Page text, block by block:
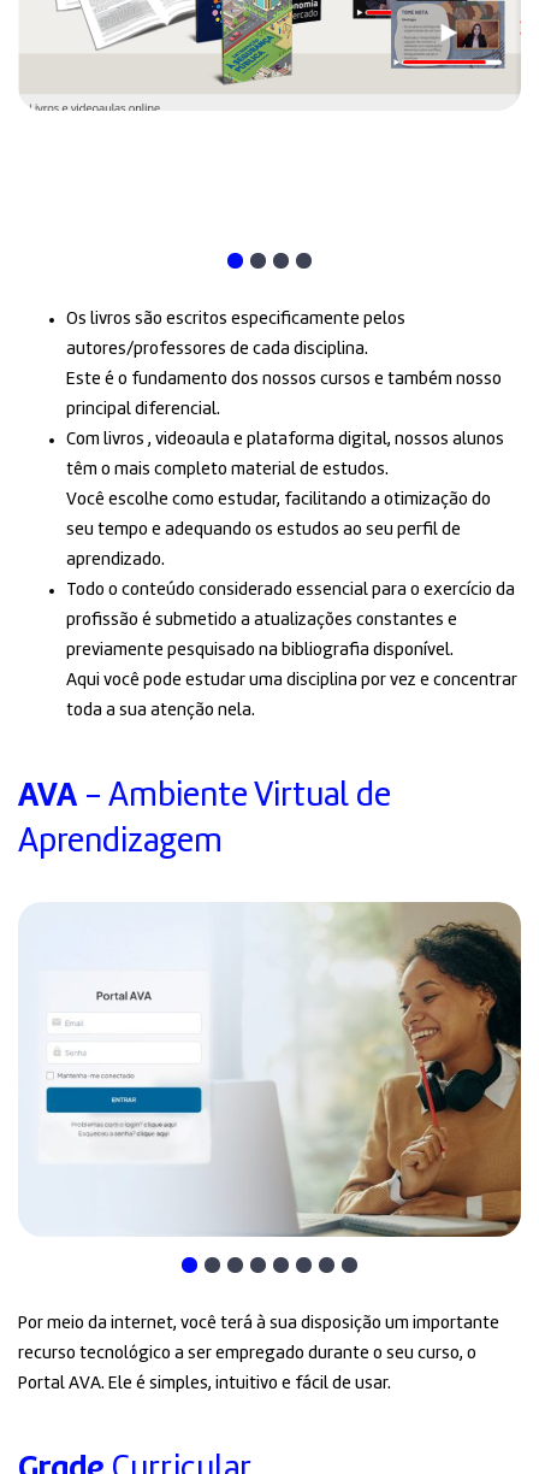
Os livros são escritos especificamente pelos
autores/professores de cada disciplina.
Este é o fundamento dos nossos cursos e também nosso
principal diferencial.
Com livros , videoaula e plataforma digital, nossos alunos
têm o mais completo material de estudos.
Você escolhe como estudar, facilitando a otimização do
seu tempo e adequando os estudos ao seu perfil de
aprendizado.
Todo o conteúdo considerado essencial para o exercício da
profissão é submetido a atualizações constantes e
previamente pesquisado na bibliografia disponível.
Aqui você pode estudar uma disciplina por vez e concentrar
toda a sua atenção nela.
AVA - Ambiente Virtual de
Aprendizagem
Por meio da internet, você terá à sua disposição um importante
recurso tecnológico a ser empregado durante o seu curso, o
Portal AVA. Ele é simples, intuitivo e fácil de usar.